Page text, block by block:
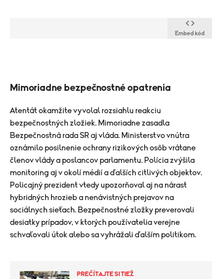
Embed kód
Mimoriadne bezpečnostné opatrenia
Atentát okamžite vyvolal rozsiahlu reakciu
bezpečnostných zložiek. Mimoriadne zasadla
Bezpečnostná rada SR aj vláda. Ministerstvo vnútra
oznámilo posilnenie ochrany rizikových osôb vrátane
členov vlády a poslancov parlamentu. Polícia zvýšila
monitoring aj v okolí médií a ďalších citlivých objektov.
Policajný prezident vtedy upozorňoval aj na nárast
hybridných hrozieb a nenávistných prejavov na
sociálnych sieťach. Bezpečnostné zložky preverovali
desiatky prípadov, v ktorých používatelia verejne
schvaľovali útok alebo sa vyhrážali ďalším politikom.
PREČÍTAJTE SI TIEŽ